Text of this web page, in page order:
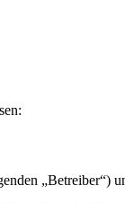
„Betreiber“)